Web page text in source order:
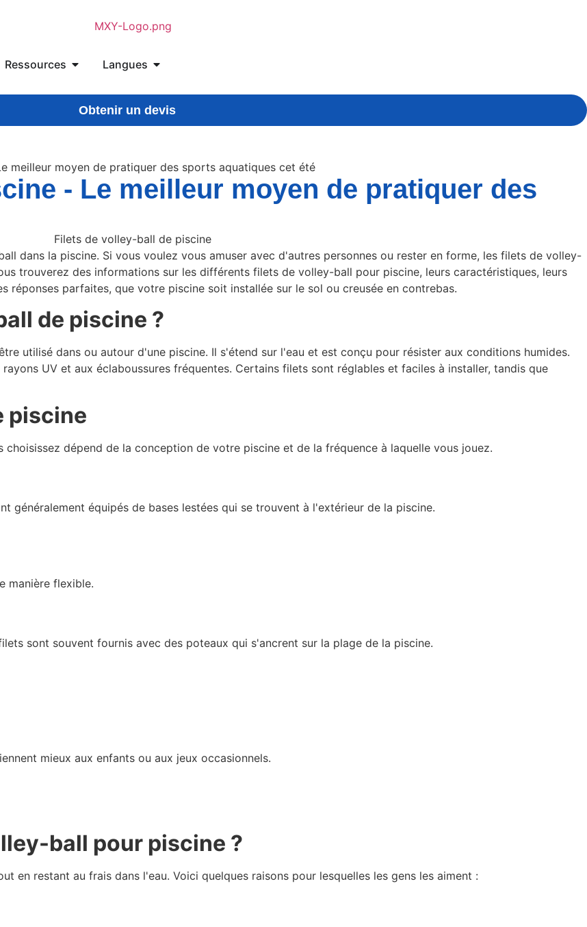
Ressources Langues
Obtenir un devis
meilleur moyen de pratiquer des sports aquatiques cet été
- Le meilleur moyen de pratiquer des
dans la piscine. Si vous voulez vous amuser avec d'autres personnes ou rester en forme, les filets de volley-
trouverez des informations sur les différents filets de volley-ball pour piscine, leurs caractéristiques, leurs
réponses parfaites, que votre piscine soit installée sur le sol ou creusée en contrebas.
de piscine ?
utilisé dans ou autour d'une piscine. Il s'étend sur l'eau et est conçu pour résister aux conditions humides.
UV et aux éclaboussures fréquentes. Certains filets sont réglables et faciles à installer, tandis que
piscine
dépend de la conception de votre piscine et de la fréquence à laquelle vous jouez.
généralement équipés de bases lestées qui se trouvent à l'extérieur de la piscine.
manière flexible.
sont souvent fournis avec des poteaux qui s'ancrent sur la plage de la piscine.
mieux aux enfants ou aux jeux occasionnels.
ball pour piscine ?
en restant au frais dans l'eau. Voici quelques raisons pour lesquelles les gens les aiment :